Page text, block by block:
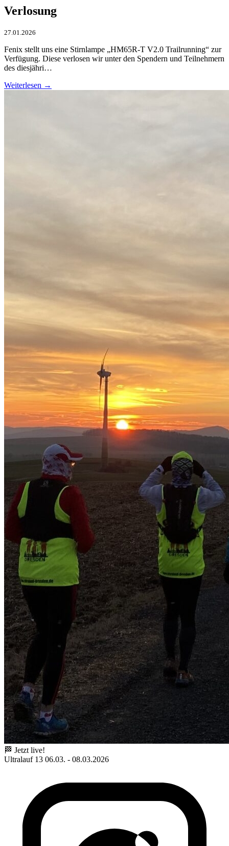
Verlosung
27.01.2026
Fenix stellt uns eine Stirnlampe „HM65R-T V2.0 Trailrunning“ zur
Verfügung. Diese verlosen wir unter den Spendern und Teilnehmern
des diesjähri…
Weiterlesen →
🏁 Jetzt live!
Ultralauf 13 06.03. - 08.03.2026